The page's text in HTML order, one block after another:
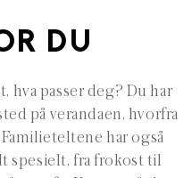
DU
passer deg? Du har
på verandaen, hvorfra
har også
spesielt, fra frokost til